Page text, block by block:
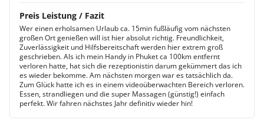
Preis Leistung / Fazit
Wer einen erholsamen Urlaub ca. 15min fußläufig vom nächsten
großen Ort genießen will ist hier absolut richtig. Freundlichkeit,
Zuverlässigkeit und Hilfsbereitschaft werden hier extrem groß
geschrieben. Als ich mein Handy in Phuket ca 100km entfernt
verloren hatte, hat sich die rezeptionistin darum gekümmert das ich
es wieder bekomme. Am nächsten morgen war es tatsächlich da.
Zum Glück hatte ich es in einem videoüberwachten Bereich verloren.
Essen, strandliegen und die super Massagen (günstig!) einfach
perfekt. Wir fahren nächstes Jahr definitiv wieder hin!